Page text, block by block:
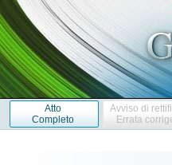
Atto
Completo
Avviso di
Errata